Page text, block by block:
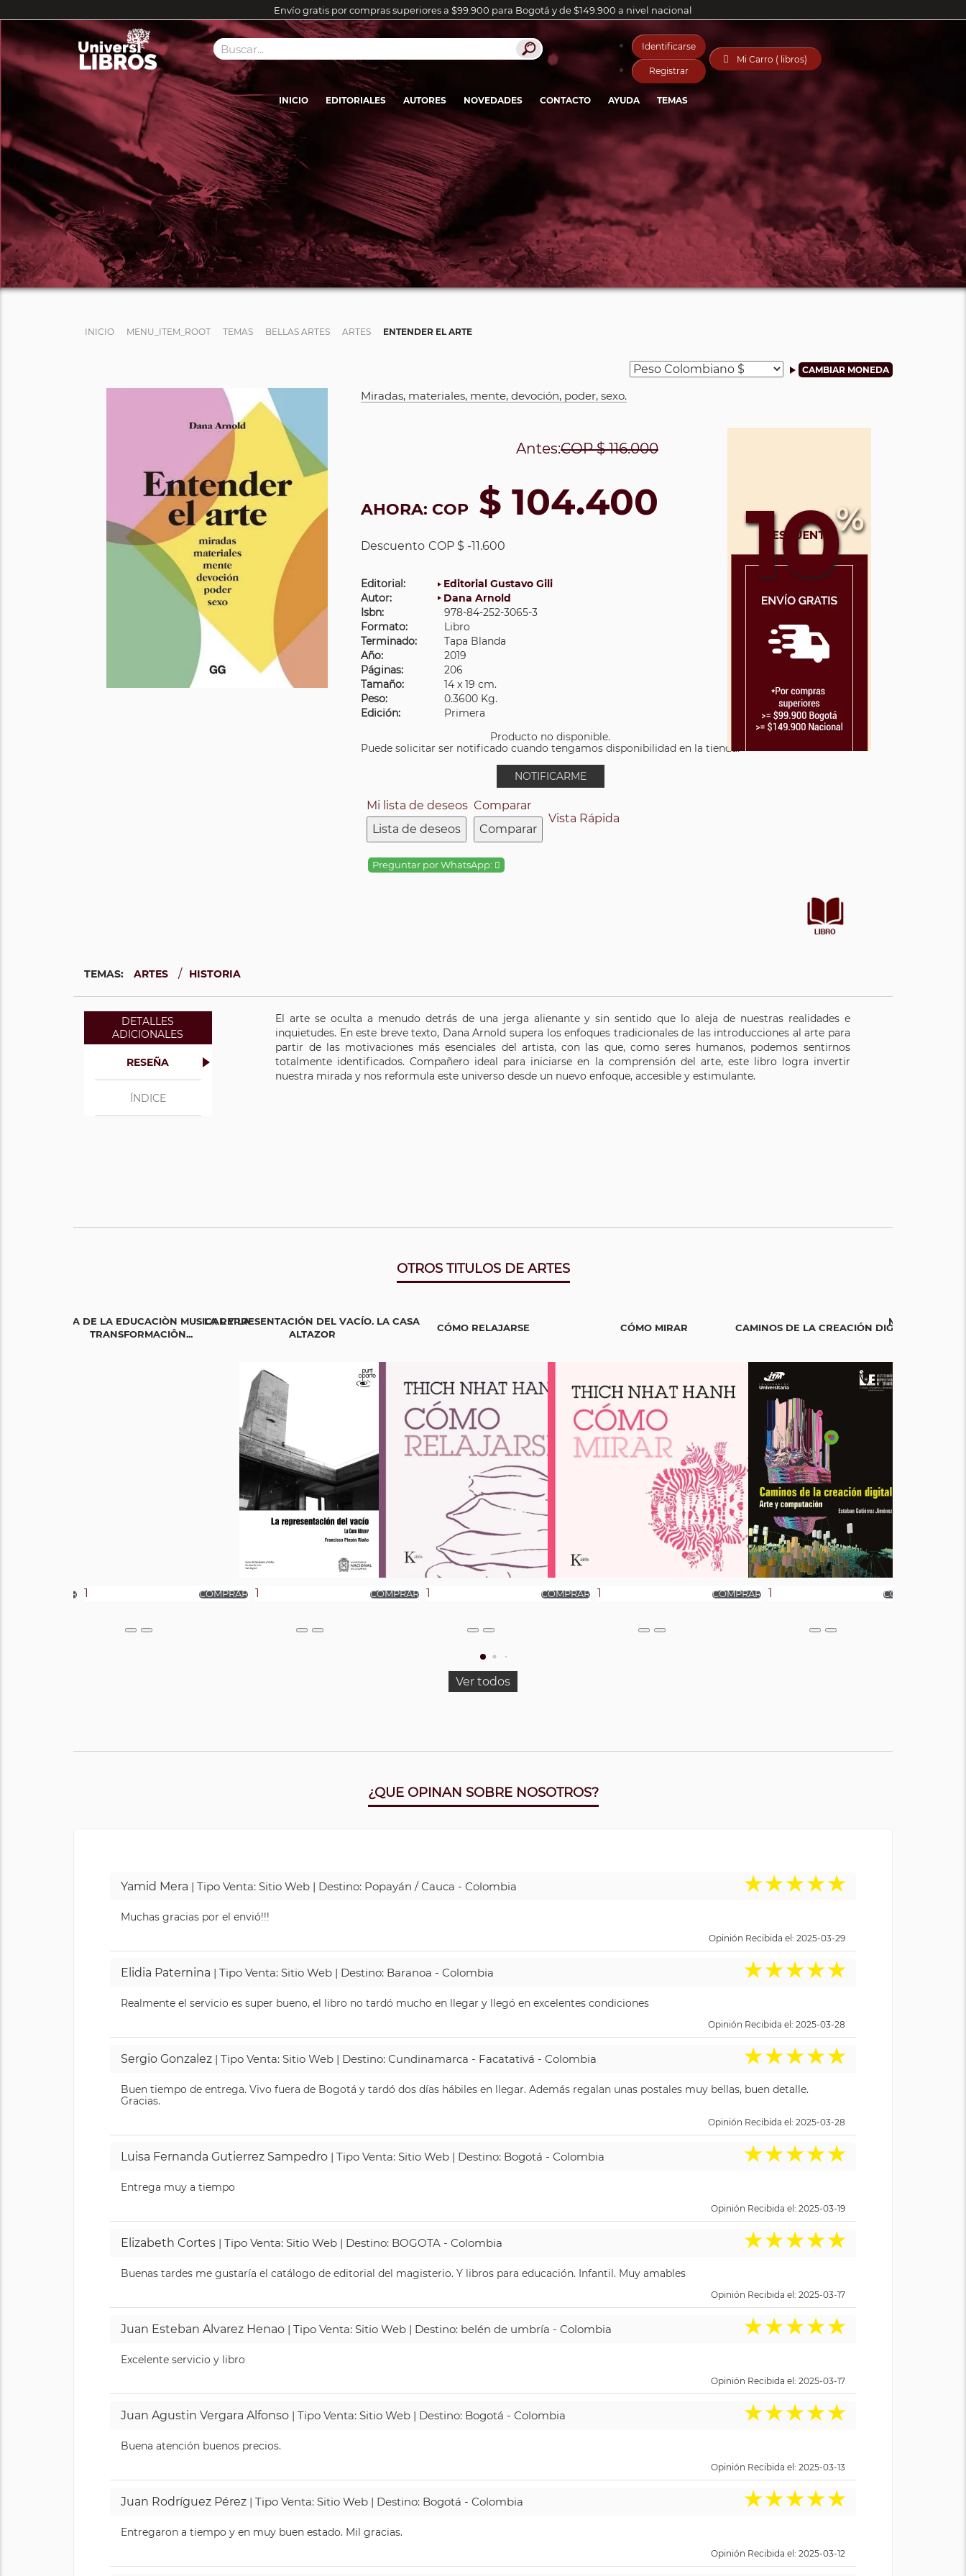
Envío gratis por compras superiores a $99.900 para Bogotá y de $149.900 a nivel nacional
Identificarse
Registrar
 Mi Carro ( libros)
INICIO EDITORIALES AUTORES NOVEDADES CONTACTO AYUDA TEMAS
INICIO MENU_ITEM_ROOT TEMAS BELLAS ARTES ARTES ENTENDER EL ARTE
Miradas, materiales, mente, devoción, poder, sexo.
10%
Antes:COP$ 116.000
AHORA: COP $ 104.400
Descuento COP $ -11.600
Editorial:
Editorial Gustavo Gili
Autor:
Dana Arnold
Isbn:
978-84-252-3065-3
Formato:
Libro
Terminado:
Tapa Blanda
Año:
2019
Páginas:
206
Tamaño:
14 x 19 cm.
Peso:
0.3600 Kg.
Edición:
Primera
Producto no disponible.
Puede solicitar ser notificado cuando tengamos disponibilidad en la tienda.
NOTIFICARME
Mi lista de deseos
Lista de deseos
Comparar
Comparar
Vista Rápida
Preguntar por WhatsApp:
TEMAS: ARTES / HISTORIA
DETALLES
ADICIONALES
RESEÑA
ÍNDICE
El arte se oculta a menudo detrás de una jerga alienante y sin sentido que lo aleja de nuestras realidades e
inquietudes. En este breve texto, Dana Arnold supera los enfoques tradicionales de las introducciones al arte para
partir de las motivaciones más esenciales del artista, con las que, como seres humanos, podemos sentirnos
totalmente identificados. Compañero ideal para iniciarse en la comprensión del arte, este libro logra invertir
nuestra mirada y nos reformula este universo desde un nuevo enfoque, accesible y estimulante.
OTROS TITULOS DE ARTES
HISTORIA DE LA EDUCACIÒN MUSICAL Y LA
TRANSFORMACIÔN...
LA REPRESENTACIÓN DEL VACÍO. LA CASA
ALTAZOR
CÓMO RELAJARSE CÓMO MIRAR CAMINOS DE LA CREACIÓN DIGITAL
MEMENTO
Ver todos
¿QUE OPINAN SOBRE NOSOTROS?
Yamid Mera | Tipo Venta: Sitio Web | Destino: Popayán / Cauca - Colombia ★★★★★
Muchas gracias por el envió!!!
Opinión Recibida el: 2025-03-29
Elidia Paternina | Tipo Venta: Sitio Web | Destino: Baranoa - Colombia ★★★★★
Realmente el servicio es super bueno, el libro no tardó mucho en llegar y llegó en excelentes condiciones
Opinión Recibida el: 2025-03-28
Sergio Gonzalez | Tipo Venta: Sitio Web | Destino: Cundinamarca - Facatativá - Colombia ★★★★★
Buen tiempo de entrega. Vivo fuera de Bogotá y tardó dos días hábiles en llegar. Además regalan unas postales muy bellas, buen detalle.
Gracias.
Opinión Recibida el: 2025-03-28
Luisa Fernanda Gutierrez Sampedro | Tipo Venta: Sitio Web | Destino: Bogotá - Colombia ★★★★★
Entrega muy a tiempo
Opinión Recibida el: 2025-03-19
Elizabeth Cortes | Tipo Venta: Sitio Web | Destino: BOGOTA - Colombia ★★★★★
Buenas tardes me gustaría el catálogo de editorial del magisterio. Y libros para educación. Infantil. Muy amables
Opinión Recibida el: 2025-03-17
Juan Esteban Alvarez Henao | Tipo Venta: Sitio Web | Destino: belén de umbría - Colombia ★★★★★
Excelente servicio y libro
Opinión Recibida el: 2025-03-17
Juan Agustin Vergara Alfonso | Tipo Venta: Sitio Web | Destino: Bogotá - Colombia ★★★★★
Buena atención buenos precios.
Opinión Recibida el: 2025-03-13
Juan Rodríguez Pérez | Tipo Venta: Sitio Web | Destino: Bogotá - Colombia ★★★★★
Entregaron a tiempo y en muy buen estado. Mil gracias.
Opinión Recibida el: 2025-03-12